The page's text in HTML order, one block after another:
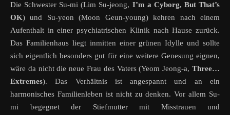
Die Schwester Su-mi (Lim Su-jeong, I’m a Cyborg, But That’s
OK) und Su-yeon (Moon Geun-young) kehren nach einem
Aufenthalt in einer psychiatrischen Klinik nach Hause zurück.
Das Familienhaus liegt inmitten einer grünen Idylle und sollte
sich eigentlich besonders gut für eine weitere Genesung eignen,
wäre da nicht die neue Frau des Vaters (Yeom Jeong-a, Three…
Extremes). Das Verhältnis ist angespannt und an ein
harmonisches Familienleben ist nicht zu denken. Vor allem Su-
mi begegnet der Stiefmutter mit Misstrauen und